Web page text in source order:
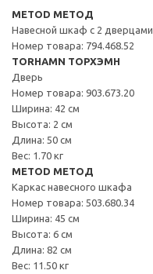
METOD МЕТОД
Навесной шкаф с 2 дверцами
Номер товара: 794.468.52
TORHAMN ТОРХЭМН
Дверь
Номер товара: 903.673.20
Ширина: 42 см
Высота: 2 см
Длина: 50 см
Вес: 1.70 кг
METOD МЕТОД
Каркас навесного шкафа
Номер товара: 503.680.34
Ширина: 45 см
Высота: 6 см
Длина: 82 см
Вес: 11.50 кг